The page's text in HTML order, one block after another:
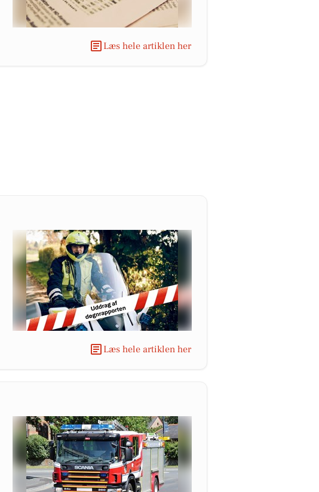
Læs hele artiklen her
Læs hele artiklen her